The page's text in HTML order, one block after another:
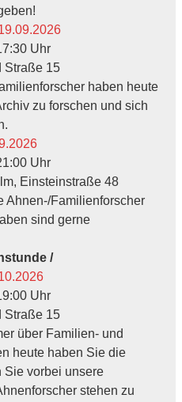
Uhr
Straße 15
haben heute
zu forschen und sich
Uhr
Einsteinstraße 48
Ahnen-/Familienforscher
sind gerne
/
Uhr
Straße 15
über Familien- und
heute haben Sie die
Sie vorbei unsere
stehen zu